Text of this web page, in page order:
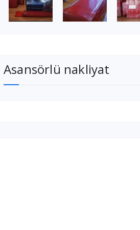
Asansörlü nakliyat